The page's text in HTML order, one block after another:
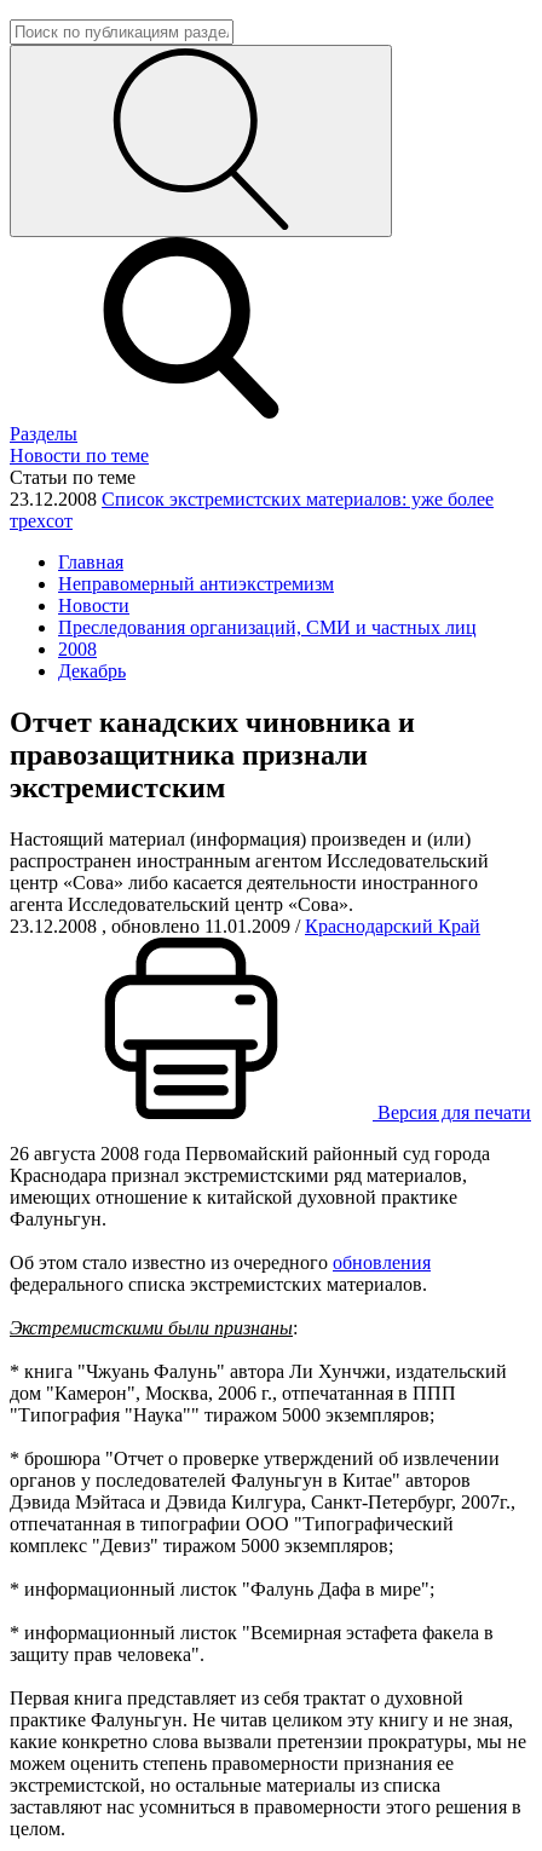
Разделы
Новости по теме
Статьи по теме
23.12.2008 Список экстремистских материалов: уже более
трехсот
Главная
Неправомерный антиэкстремизм
Новости
Преследования организаций, СМИ и частных лиц
2008
Декабрь
Отчет канадских чиновника и
правозащитника признали
экстремистским
Настоящий материал (информация) произведен и (или)
распространен иностранным агентом Исследовательский
центр «Сова» либо касается деятельности иностранного
агента Исследовательский центр «Сова».
23.12.2008 , обновлено 11.01.2009 /Краснодарский Край
Версия для печати
26 августа 2008 года Первомайский районный суд города
Краснодара признал экстремистскими ряд материалов,
имеющих отношение к китайской духовной практике
Фалуньгун.
Об этом стало известно из очередного обновления
федерального списка экстремистских материалов.
Экстремистскими были признаны:
* книга "Чжуань Фалунь" автора Ли Хунчжи, издательский
дом "Камерон", Москва, 2006 г., отпечатанная в ППП
"Типография "Наука"" тиражом 5000 экземпляров;
* брошюра "Отчет о проверке утверждений об извлечении
органов у последователей Фалуньгун в Китае" авторов
Дэвида Мэйтаса и Дэвида Килгура, Санкт-Петербург, 2007г.,
отпечатанная в типографии ООО "Типографический
комплекс "Девиз" тиражом 5000 экземпляров;
* информационный листок "Фалунь Дафа в мире";
* информационный листок "Всемирная эстафета факела в
защиту прав человека".
Первая книга представляет из себя трактат о духовной
практике Фалуньгун. Не читав целиком эту книгу и не зная,
какие конкретно слова вызвали претензии прократуры, мы не
можем оценить степень правомерности признания ее
экстремистской, но остальные материалы из списка
заставляют нас усомниться в правомерности этого решения в
целом.